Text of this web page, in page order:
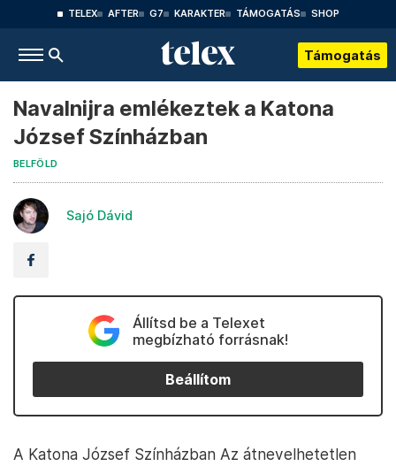
TELEX AFTER G7 KARAKTER TÁMOGATÁS SHOP
Támogatás
Navalnijra emlékeztek a Katona
József Színházban
BELFÖLD
Sajó Dávid
Állítsd be a Telexet
megbízható forrásnak!
Beállítom
A Katona József Színházban Az átnevelhetetlen